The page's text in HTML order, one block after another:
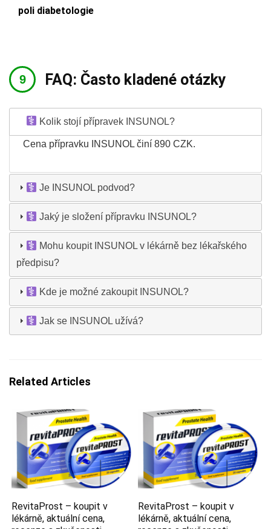
poli diabetologie
FAQ: Často kladené otázky
Kolik stojí přípravek INSUNOL?
Cena přípravku INSUNOL činí 890 CZK.
Je INSUNOL podvod?
Jaký je složení přípravku INSUNOL?
Mohu koupit INSUNOL v lékárně bez lékařského
předpisu?
Kde je možné zakoupit INSUNOL?
Jak se INSUNOL užívá?
Related Articles
RevitaProst – koupit v
lékárně, aktuální cena,
RevitaProst – koupit v
lékárně, aktuální cena,